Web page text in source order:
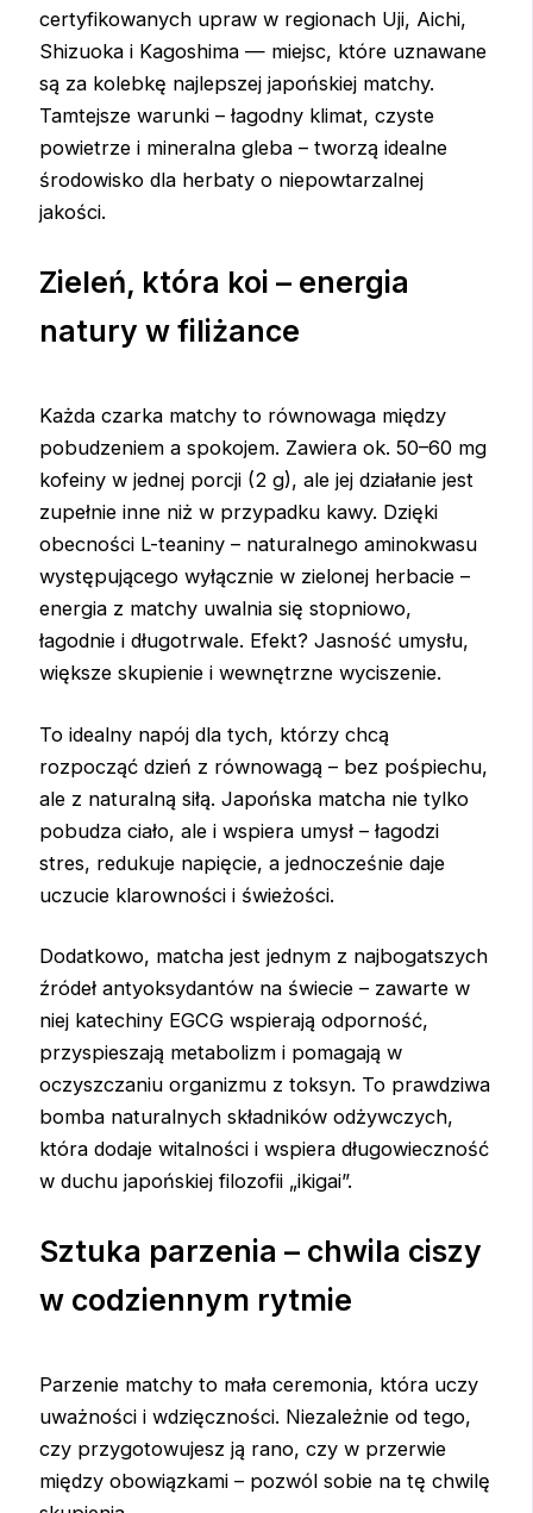
certyfikowanych upraw w regionach Uji, Aichi,
Shizuoka i Kagoshima — miejsc, które uznawane
są za kolebkę najlepszej japońskiej matchy.
Tamtejsze warunki – łagodny klimat, czyste
powietrze i mineralna gleba – tworzą idealne
środowisko dla herbaty o niepowtarzalnej
jakości.
Zieleń, która koi – energia
natury w filiżance
Każda czarka matchy to równowaga między
pobudzeniem a spokojem. Zawiera ok. 50–60 mg
kofeiny w jednej porcji (2 g), ale jej działanie jest
zupełnie inne niż w przypadku kawy. Dzięki
obecności L-teaniny – naturalnego aminokwasu
występującego wyłącznie w zielonej herbacie –
energia z matchy uwalnia się stopniowo,
łagodnie i długotrwale. Efekt? Jasność umysłu,
większe skupienie i wewnętrzne wyciszenie.
To idealny napój dla tych, którzy chcą
rozpocząć dzień z równowagą – bez pośpiechu,
ale z naturalną siłą. Japońska matcha nie tylko
pobudza ciało, ale i wspiera umysł – łagodzi
stres, redukuje napięcie, a jednocześnie daje
uczucie klarowności i świeżości.
Dodatkowo, matcha jest jednym z najbogatszych
źródeł antyoksydantów na świecie – zawarte w
niej katechiny EGCG wspierają odporność,
przyspieszają metabolizm i pomagają w
oczyszczaniu organizmu z toksyn. To prawdziwa
bomba naturalnych składników odżywczych,
która dodaje witalności i wspiera długowieczność
w duchu japońskiej filozofii „ikigai”.
Sztuka parzenia – chwila ciszy
w codziennym rytmie
Parzenie matchy to mała ceremonia, która uczy
uważności i wdzięczności. Niezależnie od tego,
czy przygotowujesz ją rano, czy w przerwie
między obowiązkami – pozwól sobie na tę chwilę